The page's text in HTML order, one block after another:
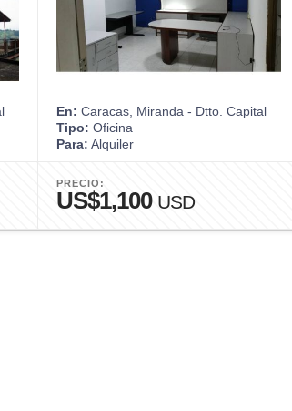
En: Caracas, Miranda - Dtto. Capital
Tipo: Oficina
Para: Alquiler
PRECIO:
US$1,100 USD